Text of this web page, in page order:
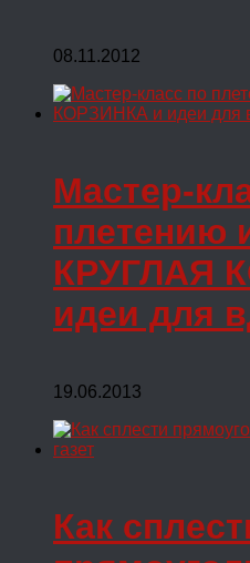
08.11.2012
Мастер-
плетению
КРУГЛАЯ
идеи для
19.06.2013
Как